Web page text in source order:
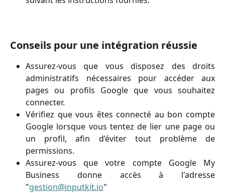
Conseils pour une intégration réussie
Assurez-vous que vous disposez des droits
administratifs nécessaires pour accéder aux
pages ou profils Google que vous souhaitez
connecter.
Vérifiez que vous êtes connecté au bon compte
Google lorsque vous tentez de lier une page ou
un profil, afin d’éviter tout problème de
permissions.
Assurez-vous que votre compte Google My
Business donne accès à l'adresse
"gestion@inputkit.io"